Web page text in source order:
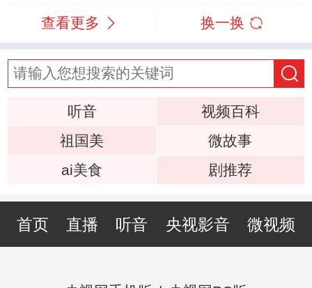
查看更多 换一换
听音
视频百科
祖国美
微故事
ai美食
剧推荐
首页 直播 听音 央视影音 微视频